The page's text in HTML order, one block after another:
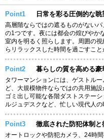
Point1 日常を彩る圧倒的な眺
高層階ならではの遮るものがない
の1つです。夜には都会の煌びやか
室内を明るく照らします。周囲の
らリラックスした時間を過ごすこと
Point2 暮らしの質を高める豪
タワーマンションには、ゲストル
ど、大規模物件ならではの共用施
ゴミ出し可能な各階ダストステー
ルジュデスクなど、忙しい現代人
Point3 徹底された防犯体制と
オートロックや防犯カメラ、24時